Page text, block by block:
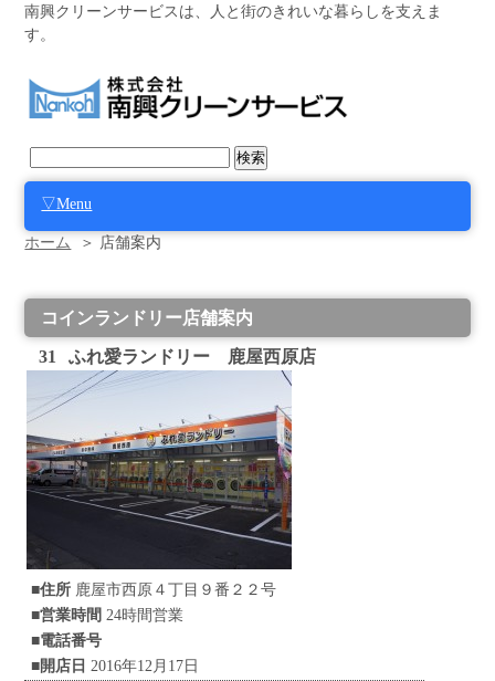
南興クリーンサービスは、人と街のきれいな暮らしを支えま
す。
▽Menu
ホーム ＞ 店舗案内
コインランドリー店舗案内
31 ふれ愛ランドリー 鹿屋西原店
■住所 鹿屋市西原４丁目９番２２号
■営業時間 24時間営業
■電話番号
■開店日 2016年12月17日